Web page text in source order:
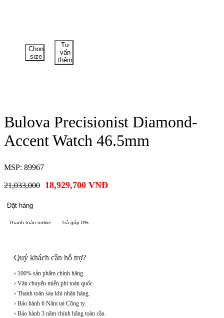
Chọn
size
Tư
vấn
thêm
Bulova Precisionist Diamond-
Accent Watch 46.5mm
MSP: 89967
21,033,000 18,929,700 VNĐ
Đặt hàng
Thanh toán online Trả góp 0%
Quý khách cần hỗ trợ?
› 100% sản phẩm chính hãng.
› Vận chuyển miễn phí toàn quốc.
› Thanh toán sau khi nhận hàng.
› Bảo hành 6 Năm tại Công ty.
› Bảo hành 3 năm chính hãng toàn cầu.